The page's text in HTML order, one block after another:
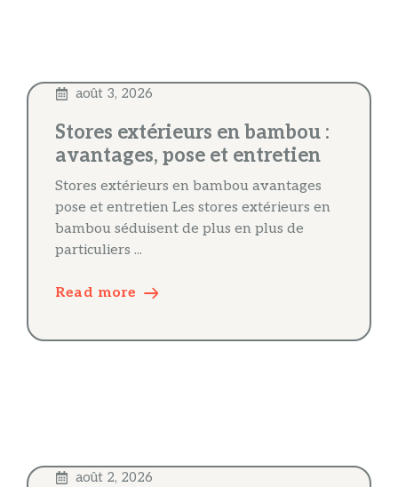
août 3, 2026
Stores extérieurs en bambou :
avantages, pose et entretien
Stores extérieurs en bambou avantages
pose et entretien Les stores extérieurs en
bambou séduisent de plus en plus de
particuliers ...
Read more
août 2, 2026